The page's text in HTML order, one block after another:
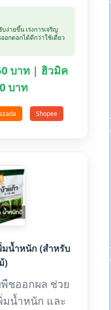
ายขึ้น เร่งการเจริญ
อกดอกได้ดีกว่าใช้เดี่ยว
บาท | ฮิวมิค
บาท
Shopee
มน้ำหนัก (สำหรับ
)
ชออกผล ช่วย
มน้ำหนัก และ